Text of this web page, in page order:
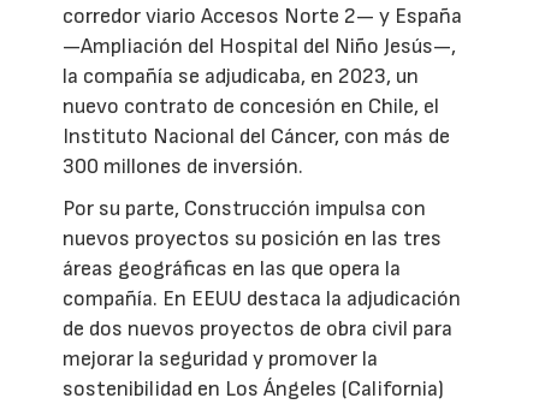
corredor viario Accesos Norte 2— y España
—Ampliación del Hospital del Niño Jesús—,
la compañía se adjudicaba, en 2023, un
nuevo contrato de concesión en Chile, el
Instituto Nacional del Cáncer, con más de
300 millones de inversión.
Por su parte, Construcción impulsa con
nuevos proyectos su posición en las tres
áreas geográficas en las que opera la
compañía. En EEUU destaca la adjudicación
de dos nuevos proyectos de obra civil para
mejorar la seguridad y promover la
sostenibilidad en Los Ángeles (California)